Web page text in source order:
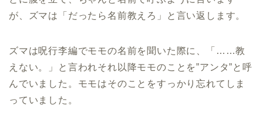
が、ズマは「だったら名前教えろ」と言い返します。
ズマは呪行李編でモモの名前を聞いた際に、「……教
えない。」と言われそれ以降モモのことを”アンタ”と呼
んでいました。モモはそのことをすっかり忘れてしま
っていました。